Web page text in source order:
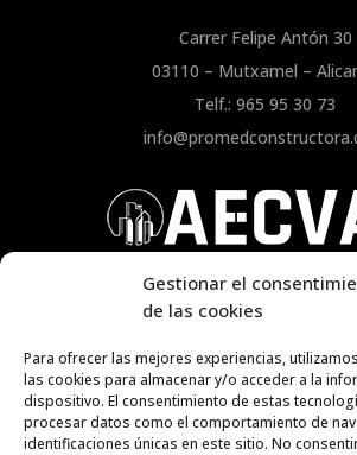
Gestionar el
de las cookies
Para ofrecer las mejores experiencias,
las cookies para almacenar y/o acceder a la
dispositivo. El consentimiento de estas
procesar datos como el comportamiento de
identificaciones únicas en este sitio. No
Carrer Felipe Antón 30
03110 – Mutxamel –
Telf.: 965 95 30 73